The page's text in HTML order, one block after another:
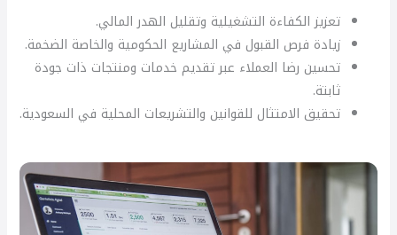
تعزيز الكفاءة التشغيلية وتقليل الهدر المالي.
زيادة فرص القبول في المشاريع الحكومية والخاصة الضخمة.
تحسين رضا العملاء عبر تقديم خدمات ومنتجات ذات جودة
ثابتة.
تحقيق الامتثال للقوانين والتشريعات المحلية في السعودية.